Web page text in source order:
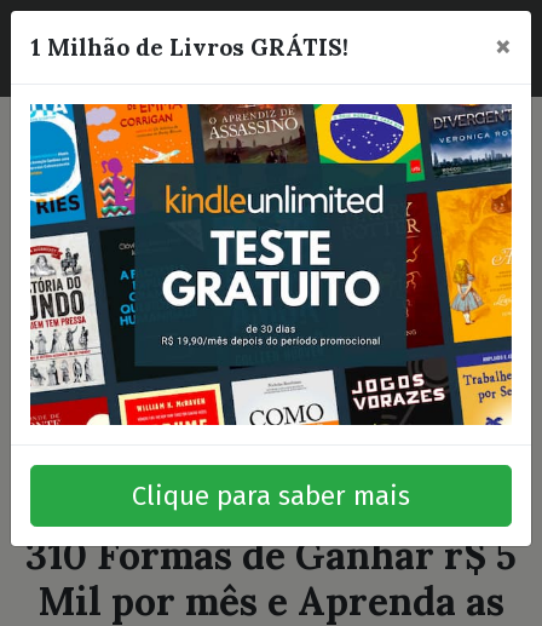
☰
310 Formas de Ganhar r$ 5
Mil por mês e Aprenda as
1 Milhão de Livros GRÁTIS! ×
Clique para saber mais